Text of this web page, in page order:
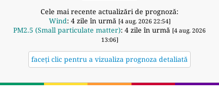
Cele mai recente actualizări de prognoză:
Wind: 4 zile în urmă [4 aug. 2026 22:54]
PM2.5 (Small particulate matter): 4 zile în urmă [4 aug. 2026
13:06]
faceți clic pentru a vizualiza prognoza detaliată